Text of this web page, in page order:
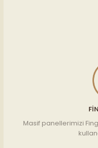
Masif panellerimizi